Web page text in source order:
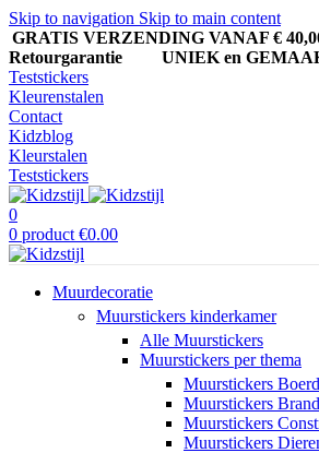
Skip to navigation Skip to main content
GRATIS VERZENDING VANAF €
Retourgarantie UNIEK en
Teststickers
Kleurenstalen
Contact
Kidzblog
Kleurstalen
Teststickers
0
0 product €0.00
Muurdecoratie
Muurstickers kinderkamer
Alle Muurstickers
Muurstickers per thema
Muurstickers
Muurstickers
Muurstickers
Muurstickers